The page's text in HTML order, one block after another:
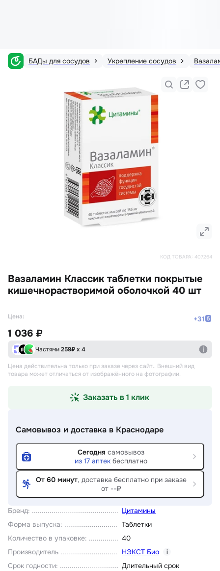
БАДы для сосудов Укрепление сосудов
КОД ТОВАРА: 407264
Вазаламин Классик таблетки покрытые
кишечнорастворимой оболочкой 40 шт
Бренд:
Цитамины
Форма выпуска:
Таблетки
Количество в упаковке:
40
Производитель
НЭКСТ Био i
Срок годности:
Длительный срок
Цена: +31
1 036 ₽
Частями259₽ х 4
Цена действительна только при заказе через сайт.. Внешний вид
товара может отличаться от изображённого на фотографии.
Заказать в 1 клик
Самовывоз и доставка в Краснодаре
Сегодня самовывоз
из 17 аптек бесплатно
От 60 минут, доставка бесплатно при заказе
от --₽